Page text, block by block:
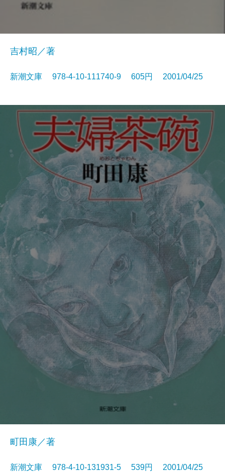
吉村昭／著
新潮文庫 978-4-10-111740-9 605円 2001/04/25
町田康／著
新潮文庫 978-4-10-131931-5 539円 2001/04/25